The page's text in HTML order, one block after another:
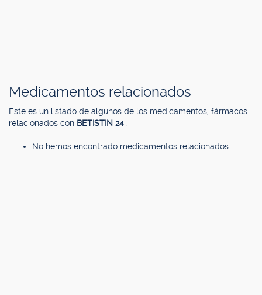
Medicamentos relacionados
Este es un listado de algunos de los medicamentos, fármacos
relacionados con BETISTIN 24
No hemos encontrado medicamentos relacionados.